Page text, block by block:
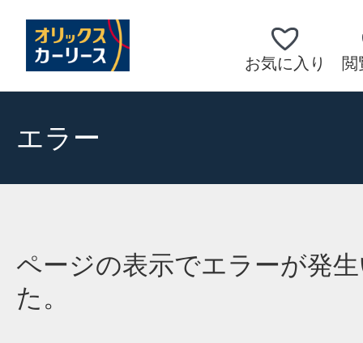
お気に入り 閲
エラー
ページの表示でエラーが発
た。